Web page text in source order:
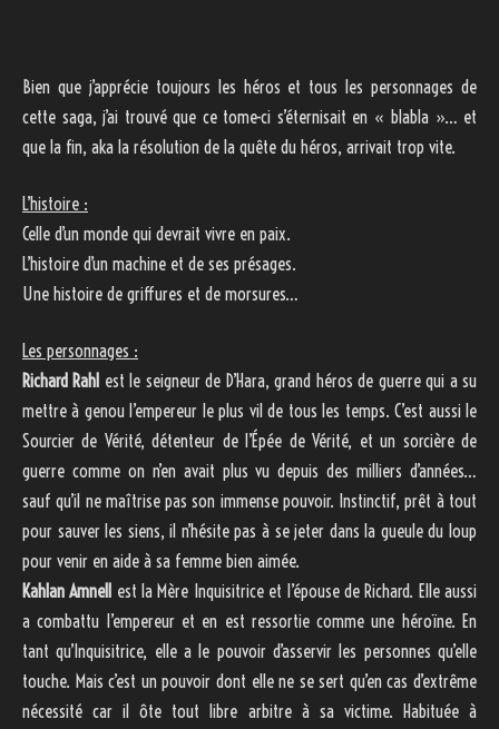
Bien que j’apprécie toujours les héros et tous les personnages de
cette saga, j’ai trouvé que ce tome-ci s’éternisait en « blabla »… et
que la fin, aka la résolution de la quête du héros, arrivait trop vite.
L’histoire :
Celle d’un monde qui devrait vivre en paix.
L’histoire d’un machine et de ses présages.
Une histoire de griffures et de morsures…
Les personnages :
Richard Rahl est le seigneur de D’Hara, grand héros de guerre qui a su
mettre à genou l’empereur le plus vil de tous les temps. C’est aussi le
Sourcier de Vérité, détenteur de l’Épée de Vérité, et un sorcière de
guerre comme on n’en avait plus vu depuis des milliers d’années…
sauf qu’il ne maîtrise pas son immense pouvoir. Instinctif, prêt à tout
pour sauver les siens, il n’hésite pas à se jeter dans la gueule du loup
pour venir en aide à sa femme bien aimée.
Kahlan Amnell est la Mère Inquisitrice et l’épouse de Richard. Elle aussi
a combattu l’empereur et en est ressortie comme une héroïne. En
tant qu’Inquisitrice, elle a le pouvoir d’asservir les personnes qu’elle
touche. Mais c’est un pouvoir dont elle ne se sert qu’en cas d’extrême
nécessité car il ôte tout libre arbitre à sa victime. Habituée à